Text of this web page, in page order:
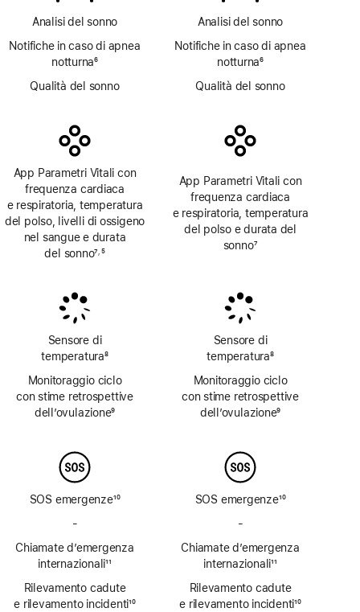
Analisi del sonno
Notifiche in caso di apnea
notturna6
Qualità del sonno
App Parametri Vitali con
frequenza cardiaca
e respiratoria, temperatura
del polso, livelli di ossigeno
nel sangue e durata
del sonno7, 5
Sensore di
temperatura
Nota
8
Monitoraggio ciclo
con stime retrospettive
dell’ovulazione9
SOS emergenze10
-
via
satellite
non
disponibile
Chiamate d’emergenza
internazionali
Nota
11
Rilevamento cadute
e rilevamento incidenti10
Analisi del sonno
Notifiche in caso di apnea
notturna6
Qualità del sonno
App Parametri Vitali con
frequenza cardiaca
e respiratoria, temperatura
del polso e durata del
sonno7
Sensore di
temperatura
Nota
8
Monitoraggio ciclo
con stime retrospettive
dell’ovulazione9
SOS emergenze10
-
via
satellite
non
disponibile
Chiamate d’emergenza
internazionali
Nota
11
Rilevamento cadute
e rilevamento incidenti10